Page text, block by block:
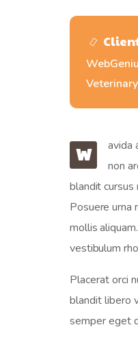
W
avida
non
blandit cursus
Posuere urna
mollis
vestibulum
Placerat orci
blandit libero
semper eget